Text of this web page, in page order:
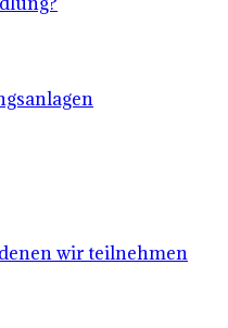
wir teilnehmen